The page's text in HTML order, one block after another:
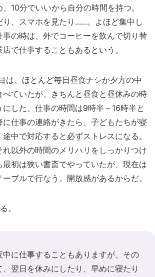
10分でいいから自分の時間を持つ。
、スマホを見たり......。よほど集中し
事の時は、外でコーヒーを飲んで切り替
で仕事することもあるという。
は、ほとんど毎日昼食ナシか夕方の中
ていたが、きちんと昼食と昼休みの時
した。仕事の時間は9時半～16時半と
仕事の連絡がきたら、子どもたちが寝
中で対応すると必ずストレスになる。
以外の時間のメリハリをしっかりつけ
最初は狭い書斎でやっていたが、現在は
ブルで行なう。開放感があるからだ。
。
中に仕事することもありますが、その
翌日を休みにしたり、早めに寝たり